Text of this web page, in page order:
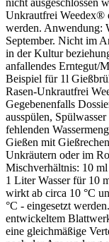
Unkrautfrei Weedex®
werden. Anwendung:
September. Nicht im
in der Kultur
anfallendes Erntegut/
Beispiel für 1l
Rasen-Unkrautfrei
Gegebenenfalls
ausspülen,
fehlenden
Gießen mit
Unkräutern oder im
Mischverhältnis: 10
1 Liter Wasser für 10
wirkt ab circa 10 °C
°C - eingesetzt
entwickeltem
eine gleichmäßige